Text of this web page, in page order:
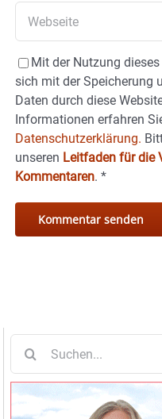
Mit der Nutzung
sich mit der Speicherung
Daten durch diese
Informationen erfahren
Datenschutzerklärung.
unseren Leitfaden für die
Kommentaren. *
nach: